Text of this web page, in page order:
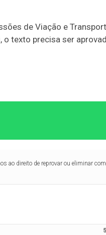
de Viação e
texto precisa ser
ao direito de reprovar ou eliminar